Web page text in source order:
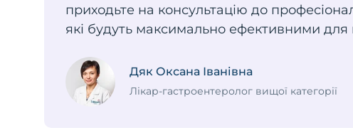
приходьте на консультацію до
які будуть максимально ефективними для
Дяк Оксана Іванівна
Лікар-гастроентеролог вищої категорії